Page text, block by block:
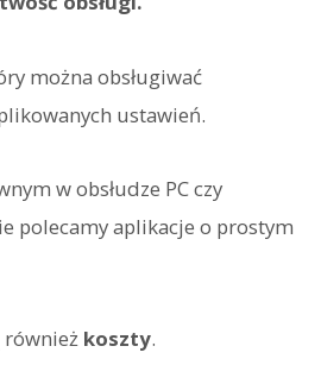
można obsługiwać
ustawień.
w obsłudze PC czy
polecamy aplikacje o prostym
również koszty.